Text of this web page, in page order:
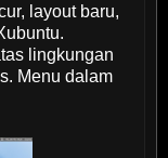
layout baru,
lingkungan
Menu dalam